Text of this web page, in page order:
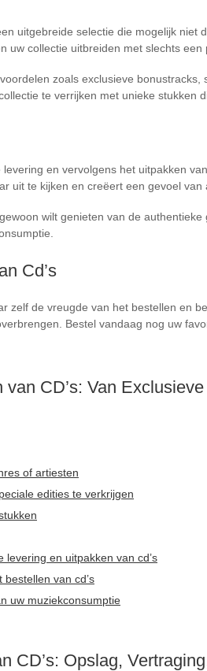
uitgebreide selectie die mogelijk
collectie uitbreiden met slechts een
zoals exclusieve
te verrijken met unieke stukken
en vervolgens het uitpakken
uit te kijken en creëert een gevoel
wilt genieten van de authentieke
Cd’s
zelf de vreugde van het bestellen en
Bestel vandaag nog uw
CD’s: Van
of artiesten
edities te verkrijgen
en uitpakken van cd’s
van cd’s
uw muziekconsumptie
CD’s: Opslag,